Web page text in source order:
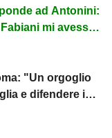
ad Antonini:
mi avesse
"Un orgoglio
e difendere i